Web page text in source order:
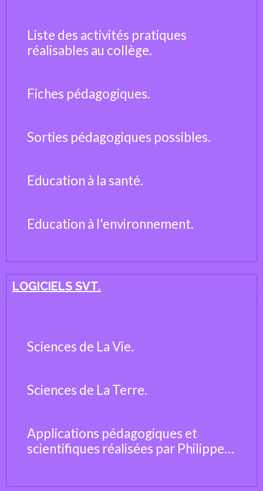
Liste des activités pratiques
réalisables au collège.
Fiches pédagogiques.
Sorties pédagogiques possibles.
Education à la santé.
Education à l'environnement.
LOGICIELS SVT.
Sciences de La Vie.
Sciences de La Terre.
Applications pédagogiques et
scientifiques réalisées par Philippe